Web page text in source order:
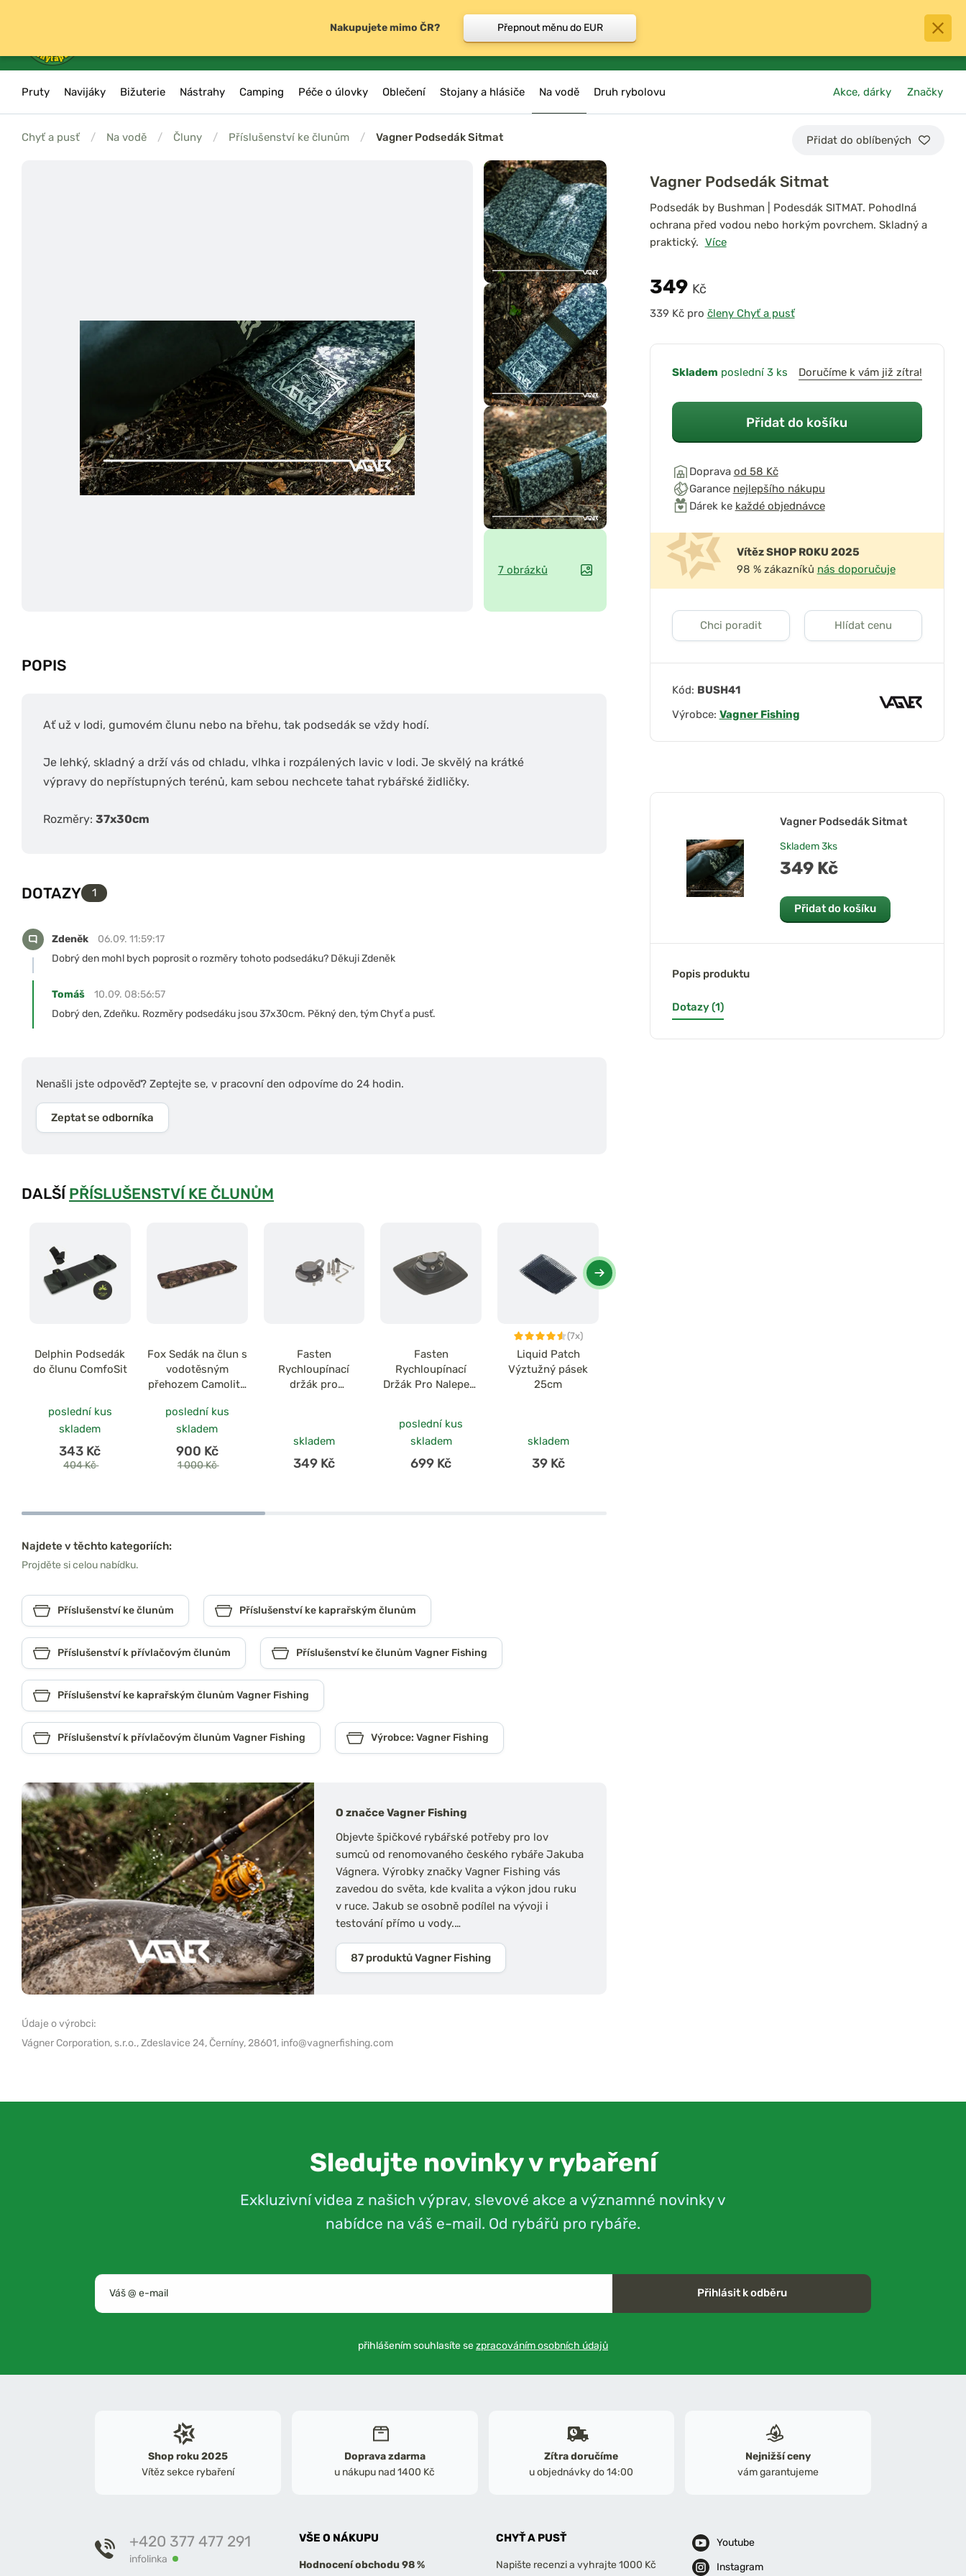
0
košík
Pruty Navijáky Bižuterie Nástrahy Camping Péče o úlovky Oblečení Stojany a hlásiče Na vodě Druh rybolovu Akce, dárky Značky
Chyť a pusť / Na vodě / Čluny / Příslušenství ke člunům / Vagner Podsedák Sitmat Přidat do oblíbených
7 obrázků
POPIS
Ať už v lodi, gumovém člunu nebo na břehu, tak podsedák se vždy hodí.
Je lehký, skladný a drží vás od chladu, vlhka i rozpálených lavic v lodi. Je skvělý na krátké
výpravy do nepřístupných terénů, kam sebou nechcete tahat rybářské židličky.
Rozměry: 37x30cm
DOTAZY 1
Zdeněk
06.09. 11:59:17
Dobrý den mohl bych poprosit o rozměry tohoto podsedáku? Děkuji Zdeněk
Tomáš
10.09. 08:56:57
Dobrý den, Zdeňku. Rozměry podsedáku jsou 37x30cm. Pěkný den, tým Chyť a pusť.
Nenašli jste odpověď? Zeptejte se, v pracovní den odpovíme do 24 hodin.
Zeptat se odborníka
DALŠÍ PŘÍSLUŠENSTVÍ KE ČLUNŮM
Delphin Podsedák
do člunu ComfoSit
poslední kus
skladem
343 Kč
404 Kč
Fox Sedák na člun s
vodotěsným
přehozem Camolite
poslední kus
skladem
900 Kč
1 000 Kč
Fasten
Rychloupínací
držák pro
skladem
349 Kč
Fasten
Rychloupínací
Držák Pro Nalepení
poslední kus
skladem
699 Kč
(7x)
Liquid Patch
Výztužný pásek
25cm
skladem
39 Kč
Najdete v těchto kategoriích:
Projděte si celou nabídku.
Příslušenství ke člunům Příslušenství ke kaprařským člunům
Příslušenství k přívlačovým člunům Příslušenství ke člunům Vagner Fishing
Příslušenství ke kaprařským člunům Vagner Fishing
Příslušenství k přívlačovým člunům Vagner Fishing Výrobce: Vagner Fishing
O značce Vagner Fishing
Objevte špičkové rybářské potřeby pro lov
sumců od renomovaného českého rybáře Jakuba
Vágnera. Výrobky značky Vagner Fishing vás
zavedou do světa, kde kvalita a výkon jdou ruku
v ruce. Jakub se osobně podílel na vývoji i
testování přímo u vody.…
87 produktů Vagner Fishing
Údaje o výrobci:
Vágner Corporation, s.r.o.,Zdeslavice 24, Černíny, 28601, info@vagnerfishing.com
Vagner Podsedák Sitmat
Podsedák by Bushman | Podesdák SITMAT. Pohodlná
ochrana před vodou nebo horkým povrchem. Skladný a
praktický. Více
349 Kč
pro členy Chyť a pusť
Skladem poslední 3 ks Doručíme k vám již zítra!
Přidat do košíku
Doprava od 58 Kč
Garance nejlepšího nákupu
Dárek ke každé objednávce
Vítěz SHOP ROKU 2025
98 % zákazníků nás doporučuje
Chci poradit Hlídat cenu
Kód: BUSH41
Výrobce: Vagner Fishing
Vagner Podsedák Sitmat
Skladem3ks
349 Kč
Přidat do košíku
Popis produktu
Dotazy (1)
Sledujte novinky v rybaření
Exkluzivní videa z našich výprav, slevové akce a významné novinky v
nabídce na váš e-mail. Od rybářů pro rybáře.
Přihlásit k odběru
přihlášením souhlasíte sezpracováním osobních údajů
Shop roku 2025
Vítěz sekce rybaření
Doprava zdarma
u nákupu nad 1400 Kč
Zítra doručíme
u objednávky do 14:00
Nejnižší ceny
vám garantujeme
+420 377 477 291
infolinka
VŠE O NÁKUPU
Hodnocení obchodu 98 %
CHYŤ A PUSŤ
Napište recenzi a vyhrajte 1000 Kč
Youtube
Instagram
Nakupujete mimo ČR? Přepnout měnu do EUR